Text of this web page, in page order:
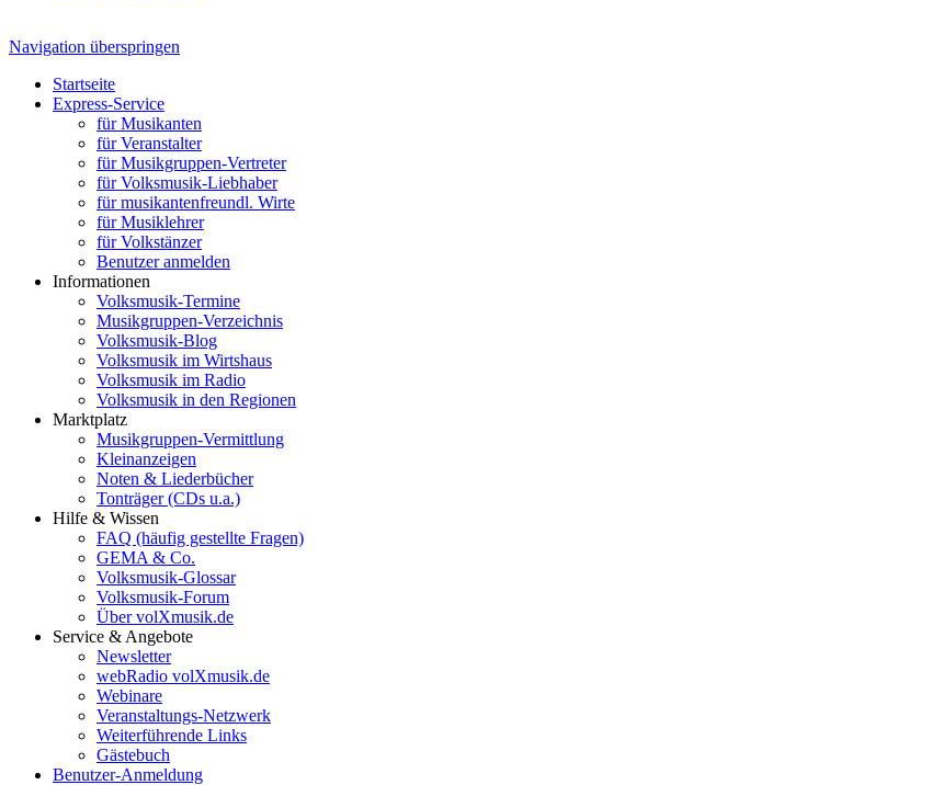
Navigation überspringen
Startseite
Express-Service
für Musikanten
für Veranstalter
für Musikgruppen-Vertreter
für Volksmusik-Liebhaber
für musikantenfreundl. Wirte
für Musiklehrer
für Volkstänzer
Benutzer anmelden
Informationen
Volksmusik-Termine
Musikgruppen-Verzeichnis
Volksmusik-Blog
Volksmusik im Wirtshaus
Volksmusik im Radio
Volksmusik in den Regionen
Marktplatz
Musikgruppen-Vermittlung
Kleinanzeigen
Noten & Liederbücher
Tonträger (CDs u.a.)
Hilfe & Wissen
FAQ (häufig gestellte Fragen)
GEMA & Co.
Volksmusik-Glossar
Volksmusik-Forum
Über volXmusik.de
Service & Angebote
Newsletter
webRadio volXmusik.de
Webinare
Veranstaltungs-Netzwerk
Weiterführende Links
Gästebuch
Benutzer-Anmeldung